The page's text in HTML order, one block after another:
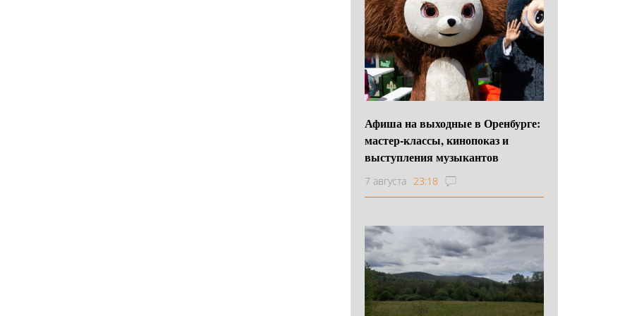
Афиша на выходные в Оренбурге:
мастер-классы, кинопоказ и
выступления музыкантов
7 августа 23:18